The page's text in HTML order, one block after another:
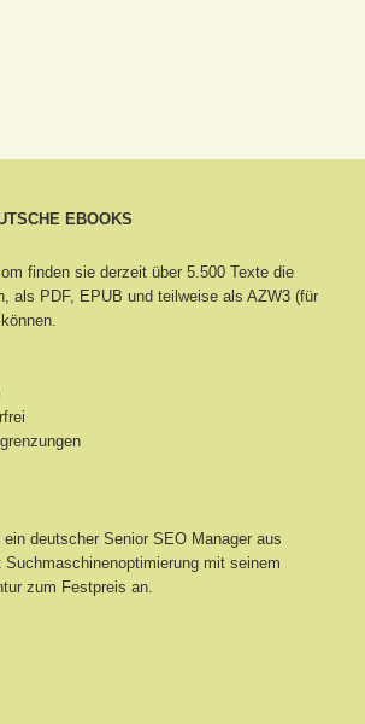
EBOOKS
finden sie derzeit über 5.500 Texte die
als PDF, EPUB und teilweise als AZW3 (für
deutscher Senior SEO Manager aus
Suchmaschinenoptimierung mit seinem
zum Festpreis an.